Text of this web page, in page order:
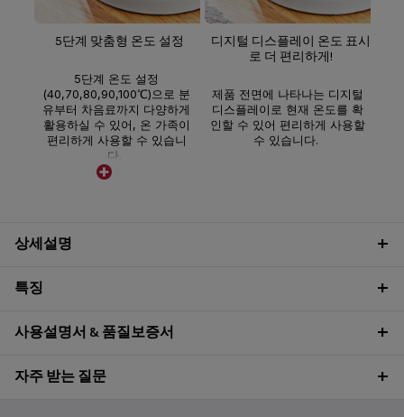
5단계 맞춤형 온도 설정
5단계 온도 설정
(40,70,80,90,100℃)으로 분
유부터 차음료까지 다양하게
활용하실 수 있어, 온 가족이
편리하게 사용할 수 있습니
다.
디지털 디스플레이 온도 표시
로 더 편리하게!
제품 전면에 나타나는 디지털
디스플레이로 현재 온도를 확
인할 수 있어 편리하게 사용할
수 있습니다.
상세설명
특징
사용설명서 & 품질보증서
자주 받는 질문